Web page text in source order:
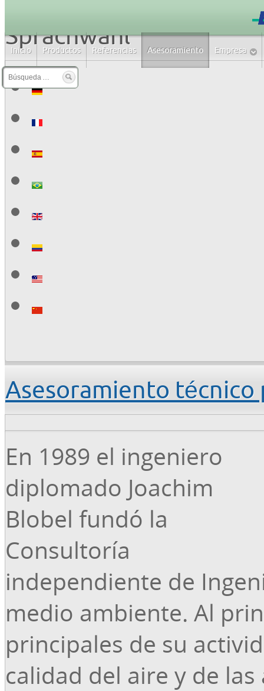
Inicio Productos Referencias Asesoramiento Empresa
Sprachwahl
Asesoramiento
En 1989 el ingeniero
diplomado Joachim
Blobel fundó la
Consultoría
independiente de
medio ambiente. Al
principales de su
calidad del aire y de las